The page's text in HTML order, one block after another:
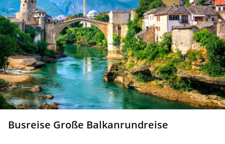
Busreise Große Balkanrundreise